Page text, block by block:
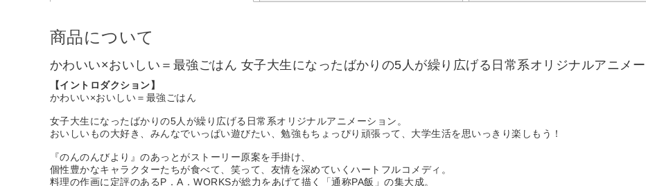
商品について
かわいい×おいしい＝最強ごはん 女子大生になったばかりの5人が繰り広げる日常系オリジナルアニメー
【イントロダクション】
かわいい×おいしい＝最強ごはん
女子大生になったばかりの5人が繰り広げる日常系オリジナルアニメーション。
おいしいもの大好き、みんなでいっぱい遊びたい、勉強もちょっぴり頑張って、大学生活を思いっきり楽しもう！
『のんのんびより』のあっとがストーリー原案を手掛け、
個性豊かなキャラクターたちが食べて、笑って、友情を深めていくハートフルコメディ。
料理の作画に定評のあるP．A．WORKSが総力をあげて描く「通称PA飯」の集大成。